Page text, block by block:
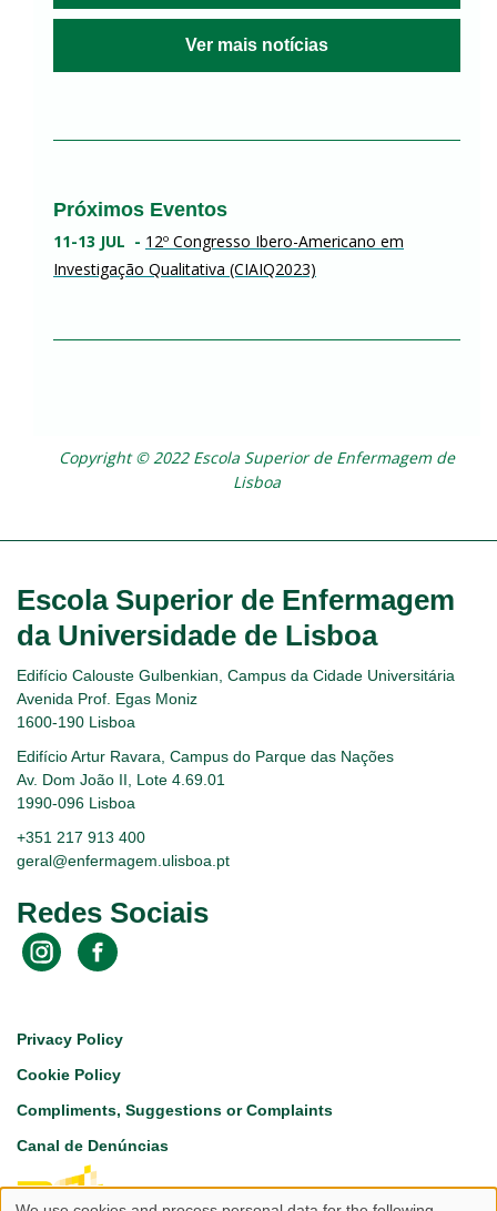
Ver mais notícias
Próximos Eventos
11-13 JUL - 12º Congresso Ibero-Americano em
Investigação Qualitativa (CIAIQ2023)
Copyright © 2022 Escola Superior de Enfermagem de
Lisboa
Escola Superior de Enfermagem
da Universidade de Lisboa
Edifício Calouste Gulbenkian, Campus da Cidade Universitária
Avenida Prof. Egas Moniz
1600-190 Lisboa
Edifício Artur Ravara, Campus do Parque das Nações
Av. Dom João II, Lote 4.69.01
1990-096 Lisboa
+351 217 913 400
geral@enfermagem.ulisboa.pt
Redes Sociais
Footer
Privacy Policy
Cookie Policy
Compliments, Suggestions or Complaints
Canal de Denúncias